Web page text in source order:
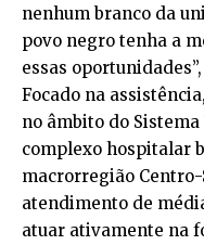
nenhum branco da
povo negro tenha a
essas
Focado na
no âmbito do Sistema
complexo hospitalar
macrorregião
atendimento de
atuar ativamente na